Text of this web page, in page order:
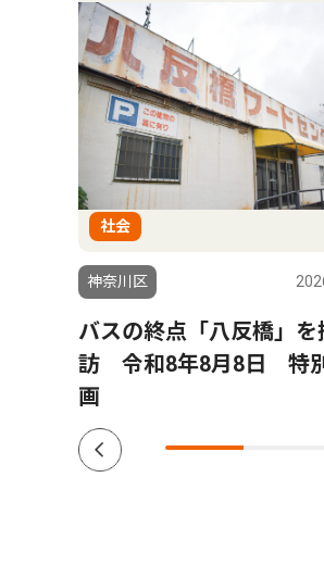
社会
神奈川区
バスの終点「八反橋」を
訪 令和8年8月8日 特
画